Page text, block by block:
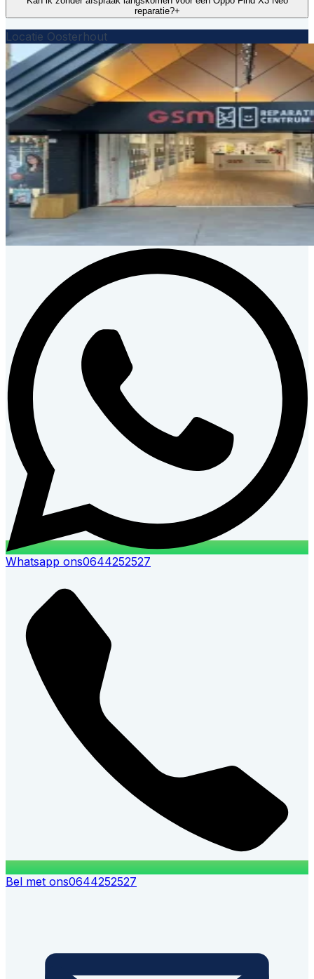
reparatie?+
Locatie Oosterhout
Whatsapp ons0644252527
Bel met ons0644252527